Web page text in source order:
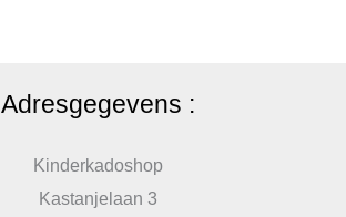
Adresgegevens :
Kinderkadoshop
Kastanjelaan 3